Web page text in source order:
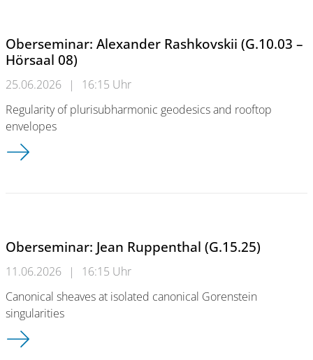
Oberseminar: Alexander Rashkovskii (G.10.03 –
Hörsaal 08)
25.06.2026 |
16:15 Uhr
Regularity of plurisubharmonic geodesics and rooftop
envelopes
Oberseminar: Alexander Rashkovskii (G.10.03 – Hörsaal 08)
Oberseminar: Jean Ruppenthal (G.15.25)
11.06.2026 |
16:15 Uhr
Canonical sheaves at isolated canonical Gorenstein
singularities
Oberseminar: Jean Ruppenthal (G.15.25)